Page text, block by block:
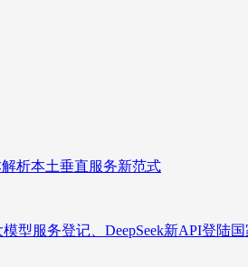
析本土垂直服务新范式
型服务登记、DeepSeek新API登陆